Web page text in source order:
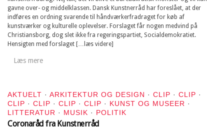
gavne over- og middelklassen. Dansk Kunstnerråd har foreslået, at der
indføres en ordning svarende til håndværkerfradraget for køb af
kunstværker og kulturelle oplevelser. Forslaget får nogen medvind på
Christiansborg, dog slet ikke fra regeringspartiet, Socialdemokratiet.
Hensigten med forslaget […læs videre]
Læs mere
AKTUELT · ARKITEKTUR OG DESIGN · CLIP · CLIP ·
CLIP · CLIP · CLIP · CLIP · KUNST OG MUSEER ·
LITTERATUR · MUSIK · POLITIK
Coronaråd fra Kunstnerråd